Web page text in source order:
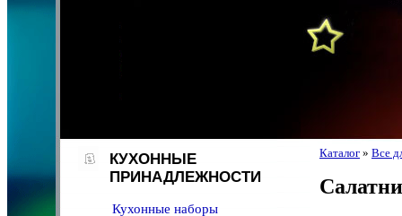
КУХОННЫЕ
ПРИНАДЛЕЖНОСТИ
Кухонные наборы
Каталог » Все